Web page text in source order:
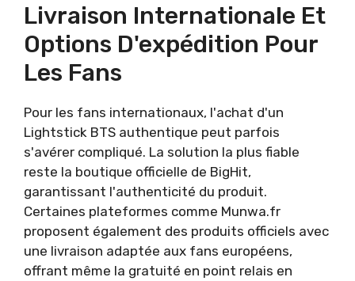
Livraison Internationale Et
Options D'expédition Pour
Les Fans
Pour les fans internationaux, l'achat d'un
Lightstick BTS authentique peut parfois
s'avérer compliqué. La solution la plus fiable
reste la boutique officielle de BigHit,
garantissant l'authenticité du produit.
Certaines plateformes comme Munwa.fr
proposent également des produits officiels avec
une livraison adaptée aux fans européens,
offrant même la gratuité en point relais en